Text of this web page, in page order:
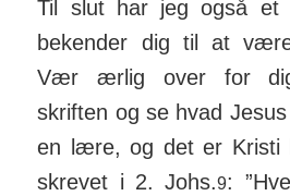
Til slut har jeg også et
bekender dig til at
Vær ærlig over for
skriften og se hvad
en lære, og det er
skrevet i 2. Johs.9: